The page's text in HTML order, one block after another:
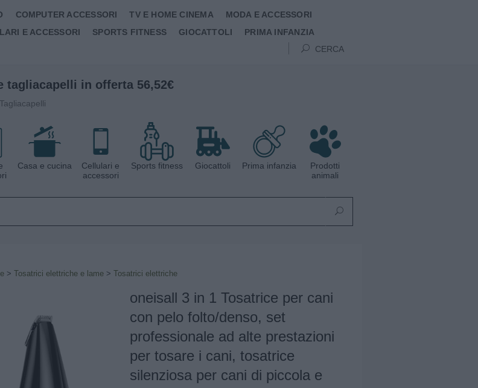
COMPUTER ACCESSORI TV E HOME CINEMA
MODA E ACCESSORI
E ACCESSORI SPORTS FITNESS GIOCATTOLI
PRIMA INFANZIA
CERCA
tagliacapelli in offerta 56,52€
Casa e cucina
Cellulari e
accessori
Sports fitness Giocattoli Prima infanzia
Prodotti
animali
> Tosatrici elettriche e lame > Tosatrici elettriche
oneisall 3 in 1 Tosatrice per cani
con pelo folto/denso, set
professionale ad alte prestazioni
per tosare i cani, tosatrice
silenziosa per cani di piccola e